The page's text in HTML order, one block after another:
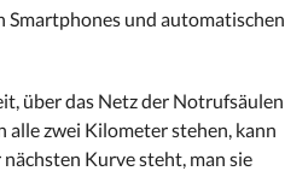
Smartphones und automatischen
über das Netz der Notrufsäulen
alle zwei Kilometer stehen, kann
Kurve steht, man sie